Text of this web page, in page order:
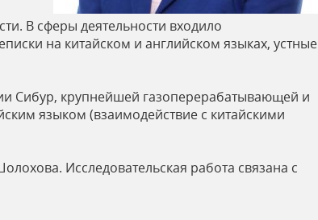
В сферы деятельности входило
на китайском и английском языках, устные
Сибур, крупнейшей газоперерабатывающей и
языком (взаимодействие с китайскими
Исследовательская работа связана с